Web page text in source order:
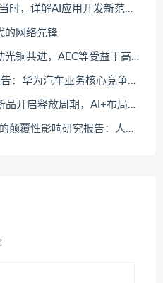
详解AI应用开发新范式报告
的网络先锋
，AEC等受益于高速短距连接需求
华为汽车业务核心竞争力剖析
放周期，AI+布局开启成长新篇章
性影响研究报告：人机协作